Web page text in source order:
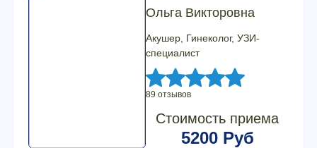
Ольга Викторовна
Акушер, Гинеколог, УЗИ-
специалист
89 отзывов
Стоимость приема
5200 Руб